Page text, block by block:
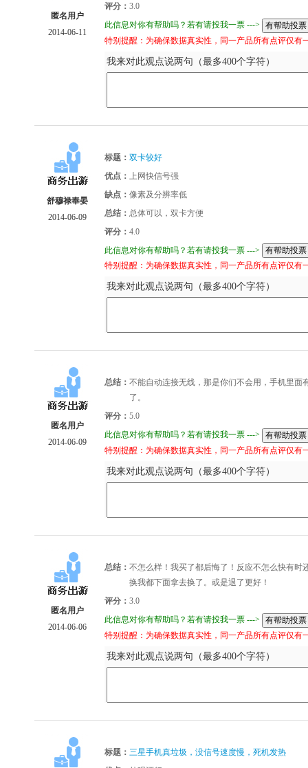
匿名用户
2014-06-11
评分： 3.0
此信息对你有帮助吗？若有请投我一票 --->
特别提醒：为确保数据真实性，同一产品所有点评仅有
我来对此观点说两句（最多400个字符）
舒穆禄奉晏
2014-06-09
标题： 双卡较好
优点：
上网快信号强
缺点： 像素及分辨率低
总结： 总体可以，双卡方便
评分： 4.0
此信息对你有帮助吗？若有请投我一票 --->
特别提醒：为确保数据真实性，同一产品所有点评仅有
我来对此观点说两句（最多400个字符）
匿名用户
2014-06-09
总结： 不能自动连接无线，那是你们不会用，手机里
了。
评分： 5.0
此信息对你有帮助吗？若有请投我一票 --->
特别提醒：为确保数据真实性，同一产品所有点评仅有
我来对此观点说两句（最多400个字符）
匿名用户
2014-06-06
总结： 不怎么样！我买了都后悔了！反应不怎么快有
换我都下面拿去换了。或是退了更好！
评分： 3.0
此信息对你有帮助吗？若有请投我一票 --->
特别提醒：为确保数据真实性，同一产品所有点评仅有
我来对此观点说两句（最多400个字符）
标题： 三星手机真垃圾，没信号速度慢，死机发热